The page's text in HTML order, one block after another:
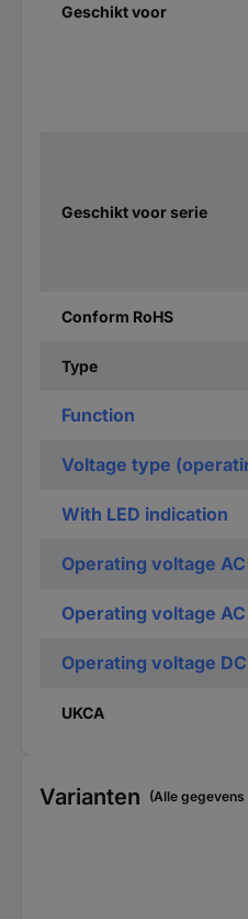
Geschikt voor
Geschikt voor serie
Conform RoHS
Type
Function
Voltage type
With LED indication
Operating voltage
Operating voltage
Operating voltage DC
UKCA
Varianten (Alle